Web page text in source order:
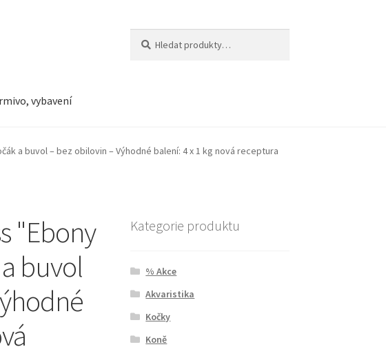
vybavení
kočkya buvol – bez obilovin – Výhodné balení: 4 x 1 kg nová receptura
"Ebony
buvol
Kategorie produktu
% Akce
Akvaristika
Kočky
Koně